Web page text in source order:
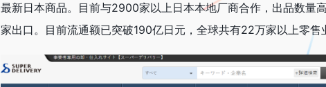
最新日本商品。目前与2900家以上日本本地厂商合作，出品数量
家出口。目前流通额已突破190亿日元，全球共有22万家以上零售